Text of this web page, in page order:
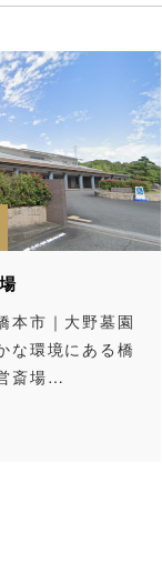
市｜大野墓園
環境にある橋
場…